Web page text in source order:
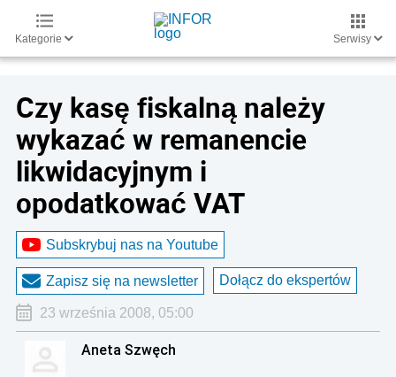
Kategorie Serwisy
Czy kasę fiskalną należy
wykazać w remanencie
likwidacyjnym i
opodatkować VAT
Subskrybuj nas na Youtube
Zapisz się na newsletter Dołącz do ekspertów
23 września 2008, 05:00
Aneta Szwęch